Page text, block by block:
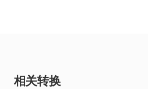
相关转换